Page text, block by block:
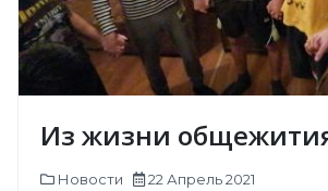
Из жизни
Новости 22 Апрель 2021